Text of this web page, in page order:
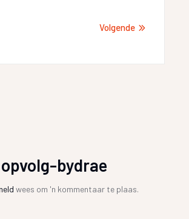
Volgende
bydrae
wees om 'n kommentaar te plaas.